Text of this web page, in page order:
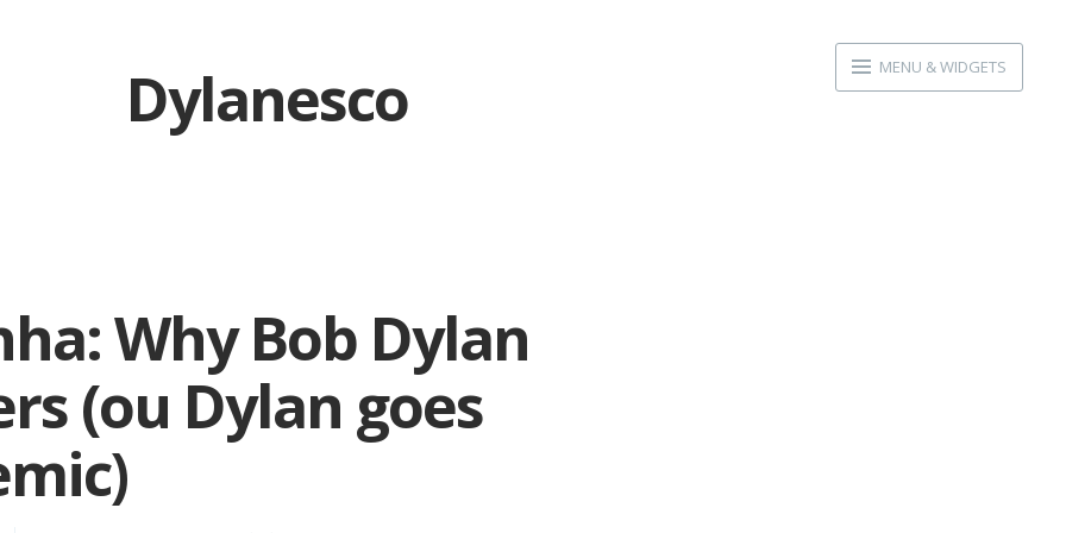
MENU & WIDGETS
Dylanesco
Why Bob Dylan
(ou Dylan goes